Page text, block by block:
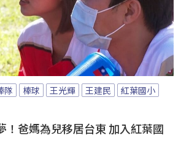
隊 棒球 王光輝 王建民
紅葉國小
！爸媽為兒移居台東 加入紅葉國